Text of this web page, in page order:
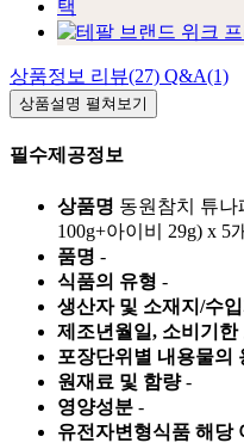
상품정보 리뷰(27) Q&A(1)
상품설명 펼쳐보기
필수제공정보
상품명 동원참치 튜나
100g+아이비 29g) x 5
품명 -
식품의 유형 -
생산자 및 소재지/수
제조년월일, 소비기
포장단위별 내용물의
원재료 및 함량 -
영양성분 -
유전자변형식품 해당